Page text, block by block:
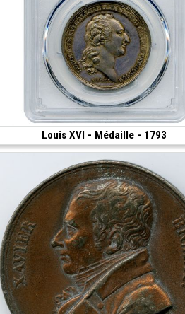
Louis XVI - Médaille - 1793